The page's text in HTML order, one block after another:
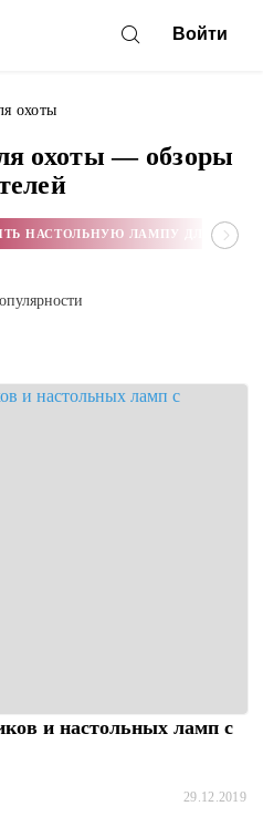
Войти
охоты
охоты — обзоры
и настольных ламп с
29.12.2019